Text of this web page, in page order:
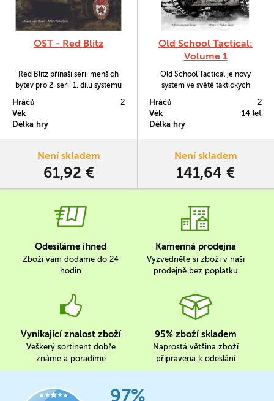
OST - Red Blitz
Red Blitz přináší sérii menších
bytev pro 2. sérii 1. dílu systému
Hráčů
2
Věk
Délka hry
Není skladem
61,92 €
Old School Tactical:
Volume 1
Old School Tactical je nový
systém ve světě taktických
první díl, který obsahuje různé
menší střety, které se odehrály na
Východní frontě mezi lety 1941-
Hráčů
2
Věk
14 let
Délka hry
Není skladem
141,64 €
Odesíláme ihned
Zboží vám dodáme do 24
hodin
Kamenná prodejna
Vyzvedněte si zboží v naší
prodejně bez poplatku
Vynikající znalost zboží
Veškerý sortinent dobře
známe a poradíme
95% zboží skladem
Naprostá většina zboží
připravena k odeslání
97%